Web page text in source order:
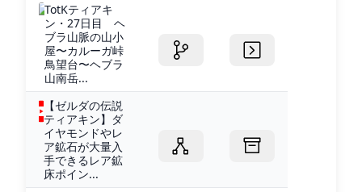
TotKティアキ
ン・27日目 ヘ
ブラ山脈の山小
屋〜カルーガ峠
鳥望台〜ヘブラ
山南岳...
【ゼルダの伝説
ティアキン】ダ
イヤモンドやレ
ア鉱石が大量入
手できるレア鉱
床ポイン...